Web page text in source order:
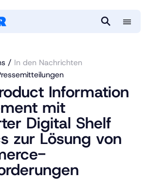
h
In den Nachrichten
Information
mit
Digital Shelf
zur Lösung von